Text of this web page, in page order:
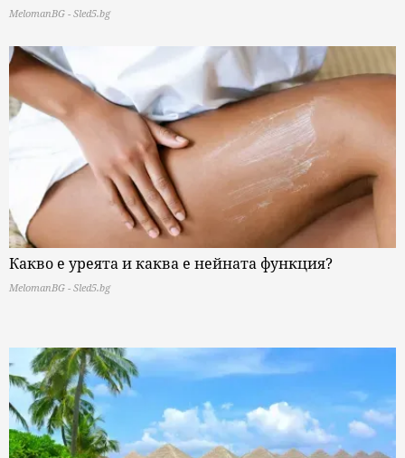
MelomanBG - Sled5.bg
Какво е уреята и каква е нейната функция?
MelomanBG - Sled5.bg